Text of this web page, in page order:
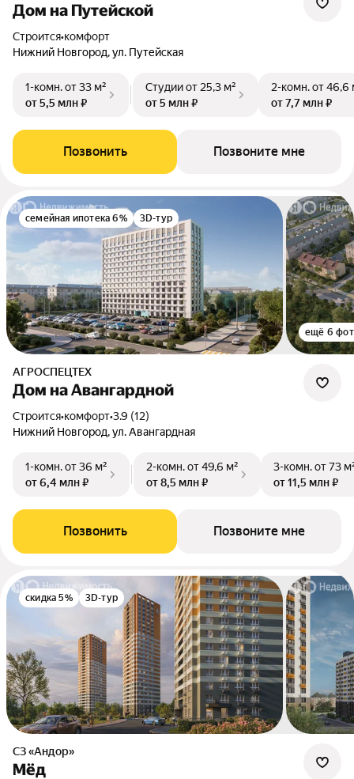
Дом на Путейской
Строится•комфорт
Нижний Новгород, ул. Путейская
1-комн.от 33 м²
от 5,5 млн ₽
Студииот 25,3 м²
от 5 млн ₽
2-комн.от 46,6
от 7,7 млн ₽
Позвонить Позвоните мне
семейная ипотека 6% 3D-тур
ещё 6
АГРОСПЕЦТЕХ
Дом на Авангардной
Строится•комфорт•3.9 (12)
Нижний Новгород, ул. Авангардная
1-комн.от 36 м²
от 6,4 млн ₽
2-комн.от 49,6 м²
от 8,5 млн ₽
3-комн.от 73
от 11,5 млн ₽
Позвонить Позвоните мне
скидка 5% 3D-тур
СЗ «Андор»
Мёд